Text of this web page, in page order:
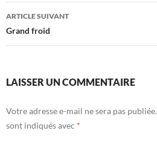
articles
ARTICLE SUIVANT
Grand froid
LAISSER UN COMMENTAIRE
Votre adresse e-mail ne sera pas publiée.
sont indiqués avec *